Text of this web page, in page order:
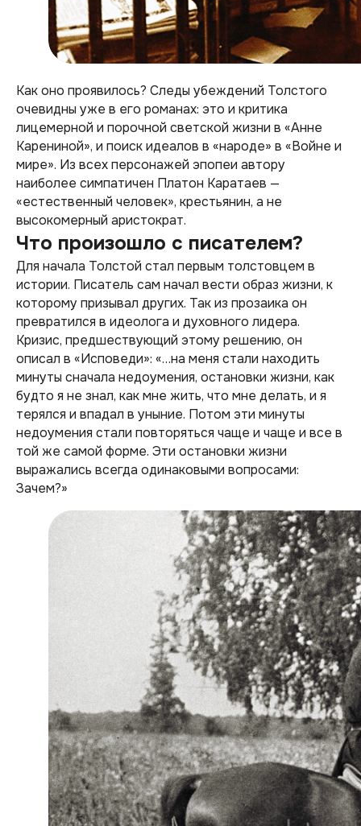
Как оно проявилось? Следы убеждений Толстого
очевидны уже в его романах: это и критика
лицемерной и порочной светской жизни в «Анне
Карениной», и поиск идеалов в «народе» в «Войне и
мире». Из всех персонажей эпопеи автору
наиболее симпатичен Платон Каратаев —
«естественный человек», крестьянин, а не
высокомерный аристократ.
Что произошло с писателем?
Для начала Толстой стал первым толстовцем в
истории. Писатель сам начал вести образ жизни, к
которому призывал других. Так из прозаика он
превратился в идеолога и духовного лидера.
Кризис, предшествующий этому решению, он
описал в «Исповеди»: «…на меня стали находить
минуты сначала недоумения, остановки жизни, как
будто я не знал, как мне жить, что мне делать, и я
терялся и впадал в уныние. Потом эти минуты
недоумения стали повторяться чаще и чаще и все в
той же самой форме. Эти остановки жизни
выражались всегда одинаковыми вопросами:
Зачем?»